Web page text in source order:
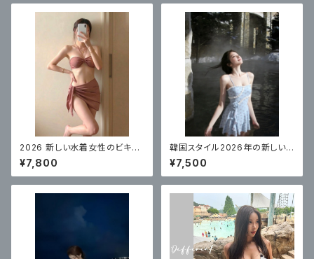
2026 新しい水着女性のビキニ
スプリットセクシーなスリーピー
ス水着、美しくてハイエンド
¥7,800
韓国スタイル2026年の新しい
女性用水着、ハイエンドワンピ
ース温泉コンサバスカートスタイ
ルサスペンダー
¥7,500